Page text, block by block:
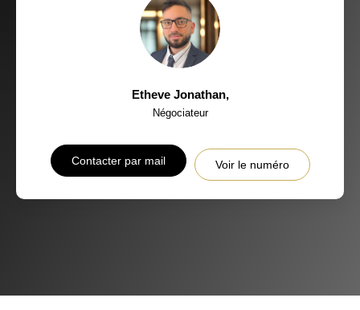
Etheve Jonathan,
Négociateur
Contacter par mail Voir le numéro